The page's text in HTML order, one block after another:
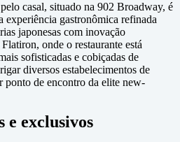
casal, situado na 902 Broadway, é
experiência gastronômica refinada
japonesas com inovação
onde o restaurante está
sofisticadas e cobiçadas de
diversos estabelecimentos de
ponto de encontro da elite new-
e exclusivos